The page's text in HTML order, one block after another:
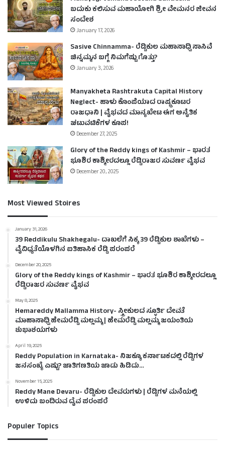
ಬದುಕು ಕಲಿಸುವ ಮಹಾಯೋಗಿ ಶ್ರೀ ವೇಮನರ ಜೀವನ
ಸಂದೇಶ
January 17, 2026
Sasive Chinnamma- ರೆಡ್ಡಿಕುಲ ಮಹಾಸಾಧ್ವಿ ಸಾಸಿವೆ
ಚಿನ್ನಮ್ಮನ ಬಗ್ಗೆ ನಿಮಗೆಷ್ಟು ಗೊತ್ತು?
January 3, 2026
Manyakheta Rashtrakuta Capital History
Neglect- ಹಾಳು ಕೊಂಪೆಯಾದ ರಾಷ್ಟ್ರಕೂಟರ
ರಾಜಧಾನಿ | ವೈಭವದ ಮಾನ್ಯಖೇಟ ಈಗ ಅನೈತಿಕ
ಚಟುವಟಿಕೆಗಳ ಕೂಪ!
December 27, 2025
Glory of the Reddy kings of Kashmir – ಭಾರತ
ಭೂಶಿರ ಕಾಶ್ಮೀರದಲ್ಲೂ ರೆಡ್ಡಿರಾಜರ ಸುವರ್ಣ ವೈಭವ
December 20, 2025
Most Viewed Stoires
January 31, 2026
39 Reddikulu Shakhegalu- ದಾಖಲೆಗೆ ಸಿಕ್ಕ 39 ರೆಡ್ಡಿಕುಲ ಶಾಖೆಗಳು –
ವೈವಿಧ್ಯತೆಯೊಳಗಿನ ಐತಿಹಾಸಿಕ ರೆಡ್ಡಿ ಪರಂಪರೆ
December 20, 2025
Glory of the Reddy kings of Kashmir – ಭಾರತ ಭೂಶಿರ ಕಾಶ್ಮೀರದಲ್ಲೂ
ರೆಡ್ಡಿರಾಜರ ಸುವರ್ಣ ವೈಭವ
May 8, 2025
Hemareddy Mallamma History- ಸ್ತ್ರೀಕುಲದ ಸ್ಫೂರ್ತಿ ದೇವತೆ
ಮಾಹಾಸಾಧ್ವಿ ಹೇಮರೆಡ್ಡಿ ಮಲ್ಲಮ್ಮ | ಹೇಮರೆಡ್ಡಿ ಮಲ್ಲಮ್ಮ ಜಯಂತಿಯ
ಶುಭಾಶಯಗಳು
April 19, 2025
Reddy Population in Karnataka- ನಿಜಕ್ಕೂ ಕರ್ನಾಟಕದಲ್ಲಿ ರೆಡ್ಡಿಗಳ
ಜನಸಂಖ್ಯೆ ಎಷ್ಟು? ಜಾತಿಗಣತಿಯ ಜಾಡು ಹಿಡಿದು…
November 15, 2025
Reddy Mane Devaru- ರೆಡ್ಡಿಕುಲ ದೇವರುಗಳು | ರೆಡ್ಡಿಗಳ ಮನೆಯಲ್ಲಿ
ಉಳಿದು ಬಂದಿರುವ ದೈವ ಪರಂಪರೆ
Populer Topics